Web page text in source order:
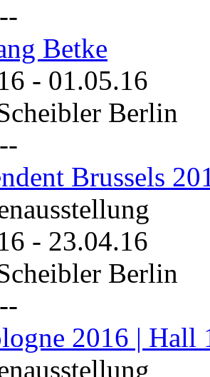
Betke
- 01.05.16
Berlin
Brussels
- 23.04.16
Berlin
2016 | Hall